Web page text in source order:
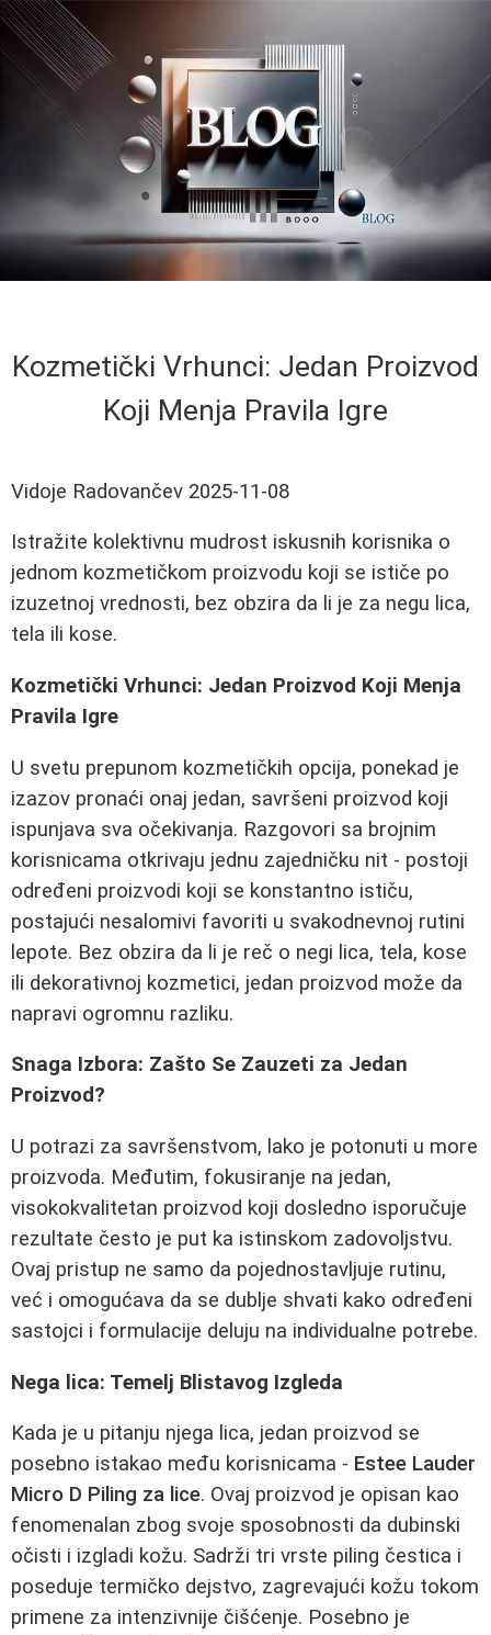
Kozmetički Vrhunci: Jedan Proizvod
Koji Menja Pravila Igre
Vidoje Radovančev 2025-11-08
Istražite kolektivnu mudrost iskusnih korisnika o
jednom kozmetičkom proizvodu koji se ističe po
izuzetnoj vrednosti, bez obzira da li je za negu lica,
tela ili kose.
Kozmetički Vrhunci: Jedan Proizvod Koji Menja
Pravila Igre
U svetu prepunom kozmetičkih opcija, ponekad je
izazov pronaći onaj jedan, savršeni proizvod koji
ispunjava sva očekivanja. Razgovori sa brojnim
korisnicama otkrivaju jednu zajedničku nit - postoji
određeni proizvodi koji se konstantno ističu,
postajući nesalomivi favoriti u svakodnevnoj rutini
lepote. Bez obzira da li je reč o negi lica, tela, kose
ili dekorativnoj kozmetici, jedan proizvod može da
napravi ogromnu razliku.
Snaga Izbora: Zašto Se Zauzeti za Jedan
Proizvod?
U potrazi za savršenstvom, lako je potonuti u more
proizvoda. Međutim, fokusiranje na jedan,
visokokvalitetan proizvod koji dosledno isporučuje
rezultate često je put ka istinskom zadovoljstvu.
Ovaj pristup ne samo da pojednostavljuje rutinu,
već i omogućava da se dublje shvati kako određeni
sastojci i formulacije deluju na individualne potrebe.
Nega lica: Temelj Blistavog Izgleda
Kada je u pitanju njega lica, jedan proizvod se
posebno istakao među korisnicama - Estee Lauder
Micro D Piling za lice. Ovaj proizvod je opisan kao
fenomenalan zbog svoje sposobnosti da dubinski
očisti i izgladi kožu. Sadrži tri vrste piling čestica i
poseduje termičko dejstvo, zagrevajući kožu tokom
primene za intenzivnije čišćenje. Posebno je